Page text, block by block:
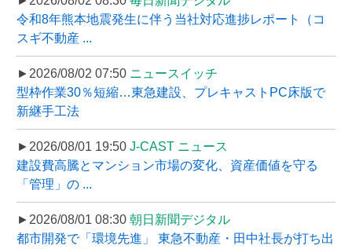
令和8年熊本地震発生に伴う当社対応進捗レポート（コ
スギ不動産 ...
►2026/08/02 07:50 ニュースイッチ
型枠作業30％短縮…東急建設、プレキャストPC床版で
新継手工法
►2026/08/01 19:50 J-CAST ニュース
建設費高騰とマンション市場の変化、資産価値を守る
「管理」の ...
►2026/08/01 08:30 朝日新聞デジタル
都市開発で「環境先進」 東急不動産・田中社長が打ち出